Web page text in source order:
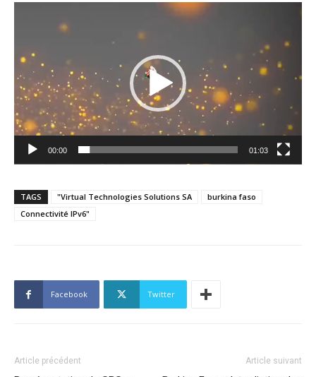
Lecteur
00:00 01:03
TAGS "Virtual Technologies Solutions SA
burkina faso
Connectivité IPv6"
Facebook Twitter
Article précédent Article suivant